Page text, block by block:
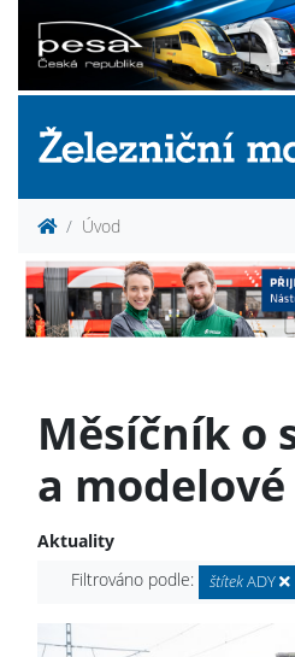
Úvod
Měsíčník o
a
Aktuality
Filtrováno podle:
štítekADY